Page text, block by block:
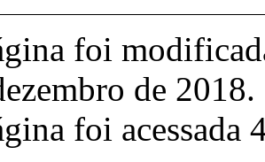
foi
de 2018.
foi acessada